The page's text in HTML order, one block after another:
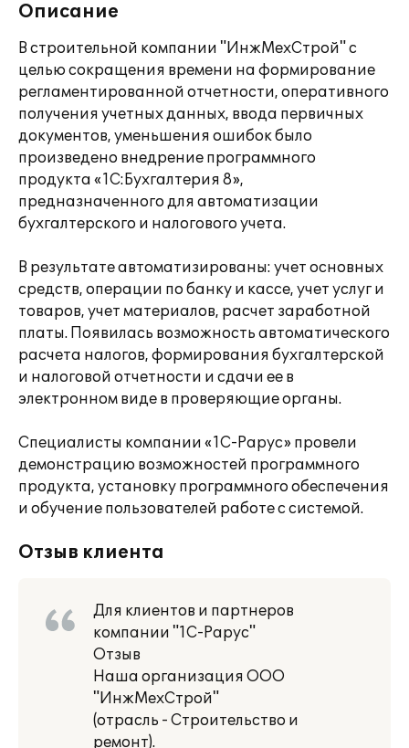
Описание
В строительной компании "ИнжМехСтрой" с
целью сокращения времени на формирование
регламентированной отчетности, оперативного
получения учетных данных, ввода первичных
документов, уменьшения ошибок было
произведено внедрение программного
продукта «1С:Бухгалтерия 8»,
предназначенного для автоматизации
бухгалтерского и налогового учета.
В результате автоматизированы: учет основных
средств, операции по банку и кассе, учет услуг и
товаров, учет материалов, расчет заработной
платы. Появилась возможность автоматического
расчета налогов, формирования бухгалтерской
и налоговой отчетности и сдачи ее в
электронном виде в проверяющие органы.
Специалисты компании «1С-Рарус» провели
демонстрацию возможностей программного
продукта, установку программного обеспечения
и обучение пользователей работе с системой.
Отзыв клиента
Для клиентов и партнеров
компании "1С-Рарус"
Отзыв
Наша организация ООО
"ИнжМехСтрой"
(отрасль - Строительство и
ремонт).